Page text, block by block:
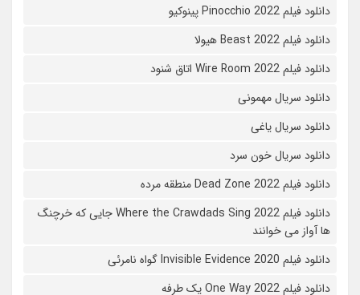
دانلود فیلم Pinocchio 2022 پینوکیو
دانلود فیلم Beast 2022 هیولا
دانلود فیلم Wire Room 2022 اتاق شنود
دانلود سریال مهمونی
دانلود سریال یاغی
دانلود سریال خون سرد
دانلود فیلم 2022 Dead Zone منطقه مرده
دانلود فیلم Where the Crawdads Sing 2022 جایی که خرچنگ
ها آواز می خوانند
دانلود فیلم 2020 Invisible Evidence گواه نامرئی
دانلود فیلم One Way 2022 یک طرفه